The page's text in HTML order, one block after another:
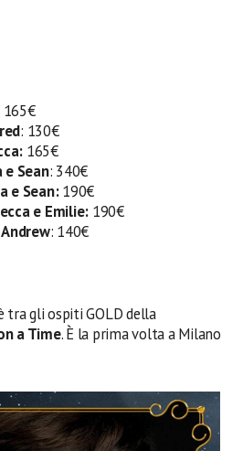
165€
: 130€
165€
Sean: 340€
e Sean:190€
e Emilie: 190€
: 140€
tra gli ospiti GOLD della
a Time. È la prima volta a Milano